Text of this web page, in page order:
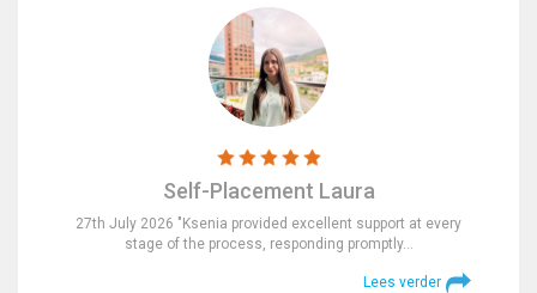
Self-Placement Laura
27th July 2026 "Ksenia provided excellent support at every
stage of the process, responding promptly…
Lees verder